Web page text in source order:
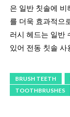
은 일반 칫솔에 비
를 더욱 효과적으
러시 헤드는 일반
있어 전동 칫솔 사
BRUSH TEETH
TOOTHBRUSHES